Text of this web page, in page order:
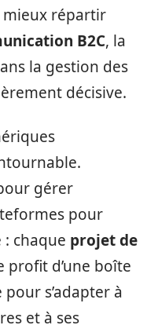
mieux répartir
B2C, la
la gestion des
décisive.
gérer
pour
chaque projet de
profit d’une boîte
s’adapter à
et à ses